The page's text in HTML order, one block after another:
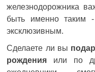
железнодорожника
быть именно таким
эксклюзивным.
Сделаете ли вы
рождения или по